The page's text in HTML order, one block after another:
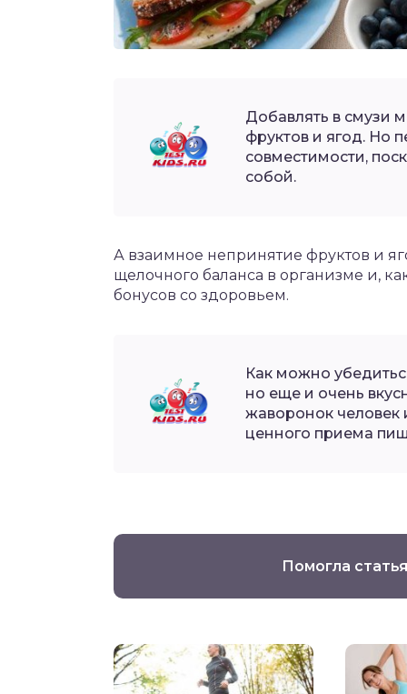
Добавлять в смузи
фруктов и ягод. Но
совместимости,
собой.
А взаимное непринятие фруктов и
щелочного баланса в организме и,
бонусов со здоровьем.
Как можно
но еще и очень
жаворонок человек
ценного приема
Помогла